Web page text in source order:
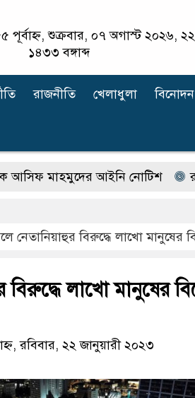
পূর্বাহ্ন, শুক্রবার, ০৭ অগাস্ট ২০২৬, ২২
১৪৩৩ বঙ্গাব্দ
রাজনীতি খেলাধুলা বিনোদন
আইনি নোটিশ র‍্যাবের নাম
নেতানিয়াহুর বিরুদ্ধে লাখো মানুষের
বিরুদ্ধে লাখো মানুষের
রবিবার, ২২ জানুয়ারী ২০২৩